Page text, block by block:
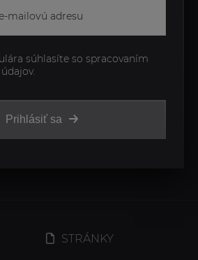
Prihlásiť sa
súhlasíte so spracovaním
STRÁNKY